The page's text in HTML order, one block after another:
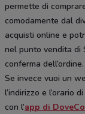
permette di
comodamente dal
acquisti online e
nel punto vendita di
conferma dell’ordine.
Se invece vuoi un
l’indirizzo e l’orario
con l’app di